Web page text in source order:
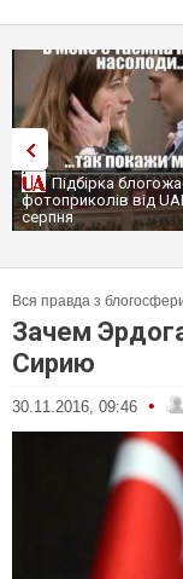
Підбірка
фотоприколів від
серпня
Вся правда з
Зачем
Сирию
30.11.2016, 09:46 •